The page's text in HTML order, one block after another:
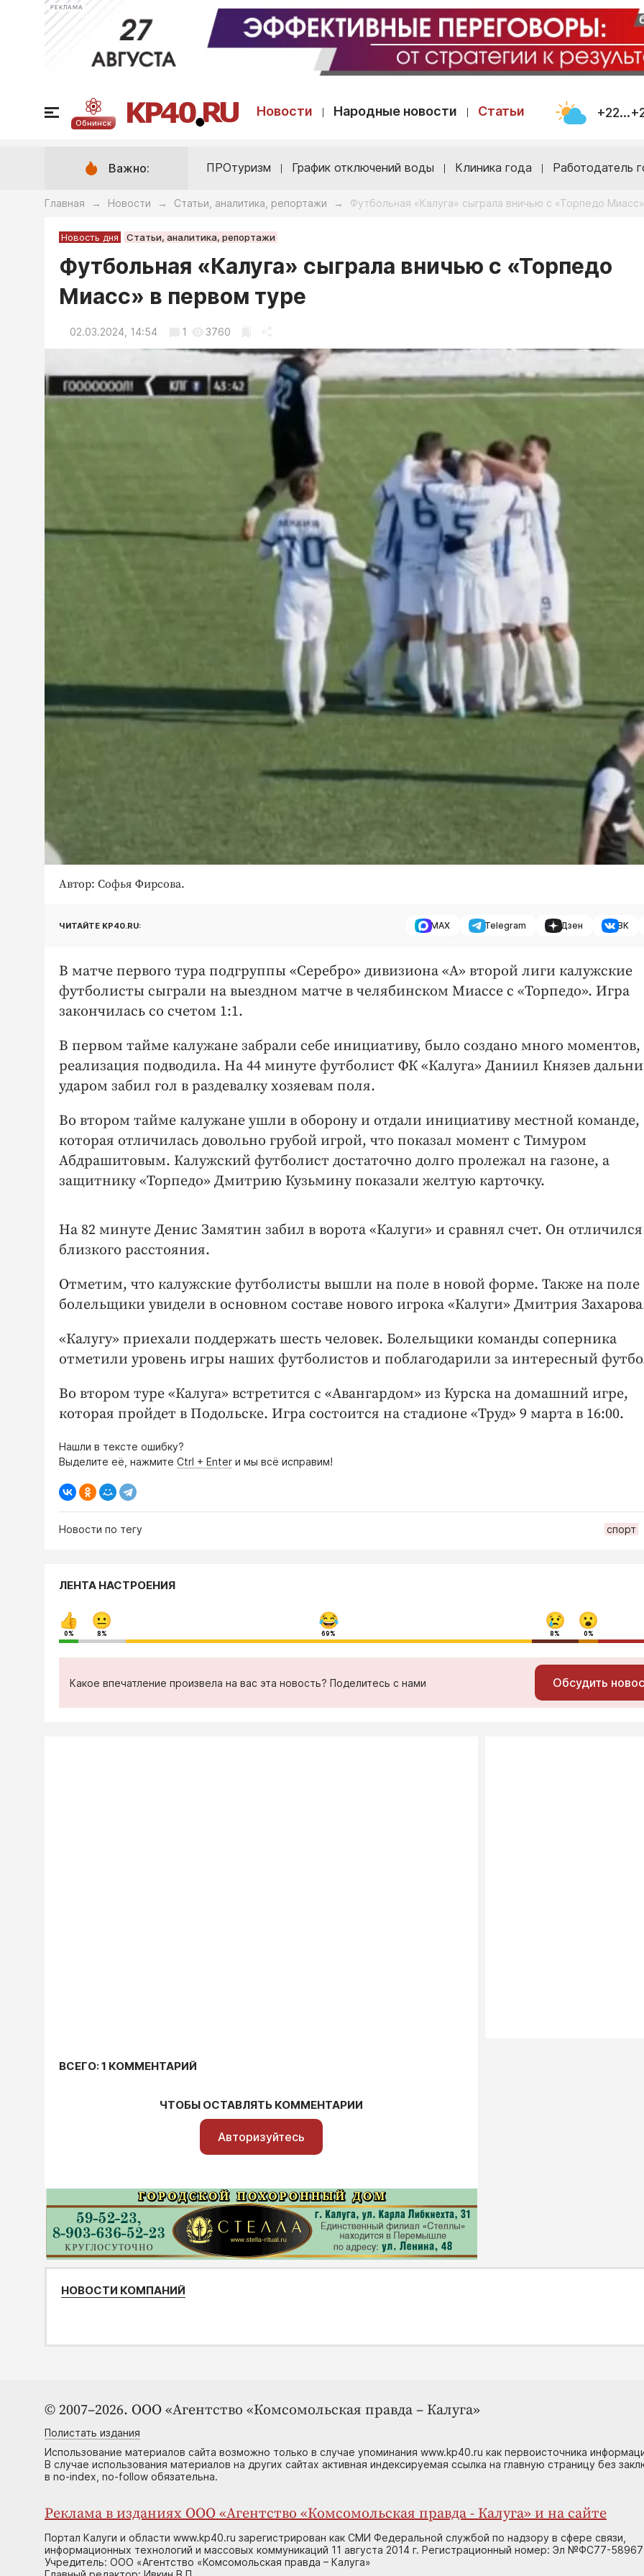
РЕКЛАМА
Обнинск
Новости Народные новости Статьи
Важно: ПРОтуризм График отключений воды Клиника года Работодатель
Главная → Новости → Статьи, аналитика, репортажи → Футбольная «Калуга» сыграла вничью с «Торпедо
Новость дня Статьи, аналитика, репортажи
Футбольная «Калуга» сыграла вничью с «Торпедо
Миасс» в первом туре
02.03.2024, 14:54 1 3760
Автор: Софья Фирсова.
ЧИТАЙТЕ KP40.RU: MAX Telegram Дзен ВК
В матче первого тура подгруппы «Серебро» дивизиона «А» второй лиги калужские
футболисты сыграли на выездном матче в челябинском Миассе с «Торпедо». Игра
закончилась со счетом 1:1.
В первом тайме калужане забрали себе инициативу, было создано много
реализация подводила. На 44 минуте футболист ФК «Калуга» Даниил Князев
ударом забил гол в раздевалку хозяевам поля.
Во втором тайме калужане ушли в оборону и отдали инициативу местной команде,
которая отличилась довольно грубой игрой, что показал момент с Тимуром
Абдрашитовым. Калужский футболист достаточно долго пролежал на газоне, а
защитнику «Торпедо» Дмитрию Кузьмину показали желтую карточку.
На 82 минуте Денис Замятин забил в ворота «Калуги» и сравнял счет. Он
близкого расстояния.
Отметим, что калужские футболисты вышли на поле в новой форме. Также на поле
болельщики увидели в основном составе нового игрока «Калуги» Дмитрия
«Калугу» приехали поддержать шесть человек. Болельщики команды соперника
отметили уровень игры наших футболистов и поблагодарили за интересный
Во втором туре «Калуга» встретится с «Авангардом» из Курска на домашний игре,
которая пройдет в Подольске. Игра состоится на стадионе «Труд» 9 марта в 16:00.
Нашли в тексте ошибку?
Выделите её, нажмите Ctrl + Enter и мы всё исправим!
Новости по тегу спорт
ЛЕНТА НАСТРОЕНИЯ
0% 8% 69% 8% 0%
Какое впечатление произвела на вас эта новость? Поделитесь с нами Обсудить
ВСЕГО: 1 КОММЕНТАРИЙ
ЧТОБЫ ОСТАВЛЯТЬ КОММЕНТАРИИ
Авторизуйтесь
НОВОСТИ КОМПАНИЙ
© 2007–2026. ООО «Агентство «Комсомольская правда – Калуга»
Полистать издания
Использование материалов сайта возможно только в случае упоминания www.kp40.ru как первоисточника
В случае использования материалов на других сайтах активная индексируемая ссылка на главную страницу без
в no-index, no-follow обязательна.
Реклама в изданиях ООО «Агентство «Комсомольская правда - Калуга» и на сайте
Портал Калуги и области www.kp40.ru зарегистрирован как СМИ Федеральной службой по надзору в сфере связи,
информационных технологий и массовых коммуникаций 11 августа 2014 г. Регистрационный номер: Эл №ФС77-58967
Учредитель: ООО «Агентство «Комсомольская правда – Калуга»